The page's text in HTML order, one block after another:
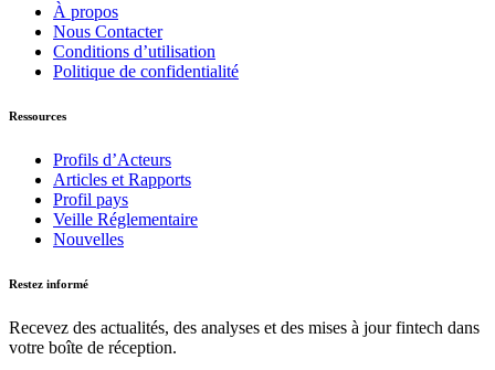
À propos
Nous Contacter
Conditions d’utilisation
Politique de confidentialité
Ressources
Profils d’Acteurs
Articles et Rapports
Profil pays
Veille Réglementaire
Nouvelles
Restez informé
Recevez des actualités, des analyses et des mises à jour fintech dans
votre boîte de réception.